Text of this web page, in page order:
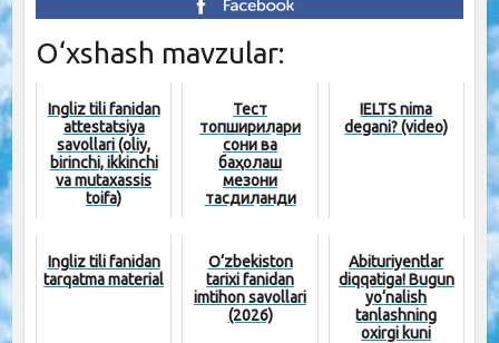
O‘xshash mavzular:
Ingliz tili fanidan
attestatsiya
savollari (oliy,
birinchi, ikkinchi
va mutaxassis
toifa)
Тест
топшириқлари
сони ва
баҳолаш
мезони
тасдиқланди
IELTS nima
degani? (video)
Ingliz tili fanidan
tarqatma material
O‘zbekiston
tarixi fanidan
imtihon savollari
(2026)
Abituriyentlar
diqqatiga! Bugun
yo‘nalish
tanlashning
oxirgi kuni